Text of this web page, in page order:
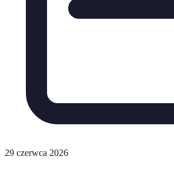
29 czerwca 2026